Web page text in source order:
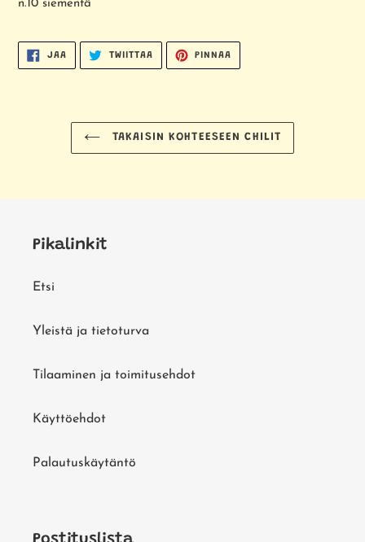
n.10 siementä
JAA
FACEBOOKISSA
TWIITTAA TWIITTAA
TWITTERISSÄ
PINNAA
TAKAISIN KOHTEESEEN CHILIT
Pikalinkit
Etsi
Yleistä ja tietoturva
Tilaaminen ja toimitusehdot
Käyttöehdot
Palautuskäytäntö